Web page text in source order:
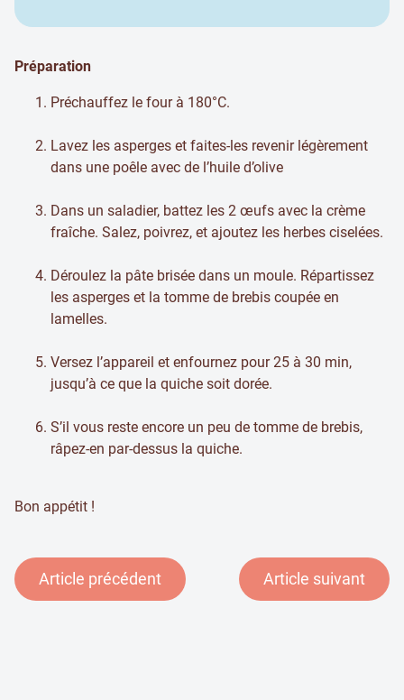
Préparation
Préchauffez le four à 180°C.
Lavez les asperges et faites-les revenir légèrement
dans une poêle avec de l’huile d’olive
Dans un saladier, battez les 2 œufs avec la crème
fraîche. Salez, poivrez, et ajoutez les herbes ciselées.
Déroulez la pâte brisée dans un moule. Répartissez
les asperges et la tomme de brebis coupée en
lamelles.
Versez l’appareil et enfournez pour 25 à 30 min,
jusqu’à ce que la quiche soit dorée.
S’il vous reste encore un peu de tomme de brebis,
râpez-en par-dessus la quiche.
Bon appétit !
Article précédent Article suivant